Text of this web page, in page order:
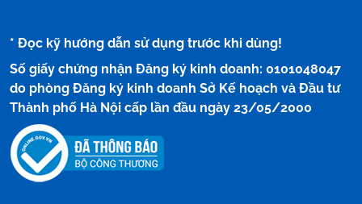
* Đọc kỹ hướng dẫn sử dụng trước khi dùng!
Số giấy chứng nhận Đăng ký kinh doanh: 0101048047
do phòng Đăng ký kinh doanh Sở Kế hoạch và Đầu tư
Thành phố Hà Nội cấp lần đầu ngày 23/05/2000